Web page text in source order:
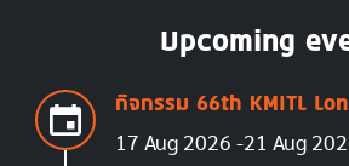
Upcoming
กิจกรรม 66th KMITL
17 Aug 2026 21 Aug